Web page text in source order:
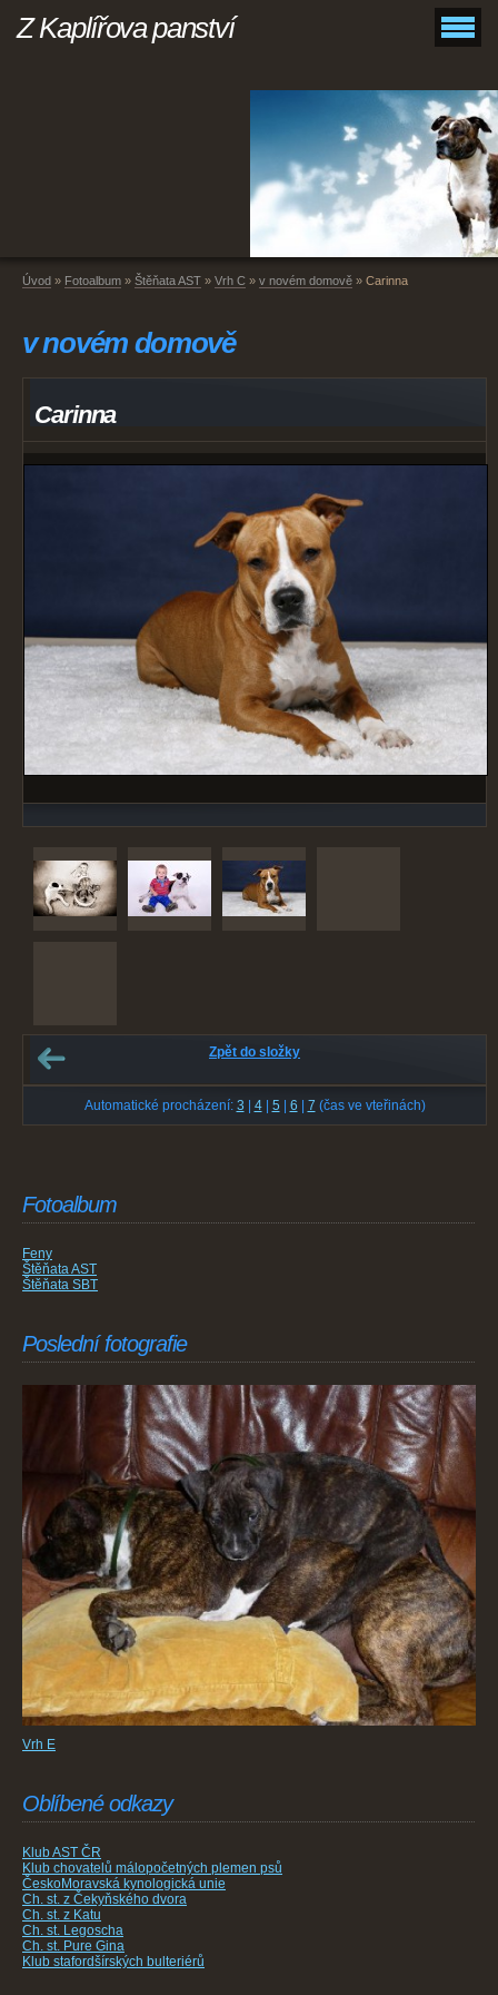
Z Kaplířova panství
Úvod » Fotoalbum » Štěňata AST » Vrh C » v novém domově » Carinna
v novém domově
Carinna
Zpět do složky
Automatické procházení: 3 | 4| 5 | 6 | 7 (čas ve vteřinách)
Fotoalbum
Feny
Štěňata AST
Štěňata SBT
Poslední fotografie
Vrh E
Oblíbené odkazy
Klub AST ČR
Klub chovatelů málopočetných plemen psů
ČeskoMoravská kynologická unie
Ch. st. z Čekyňského dvora
Ch. st. z Katu
Ch. st. Legoscha
Ch. st. Pure Gina
Klub stafordšírských bulteriérů